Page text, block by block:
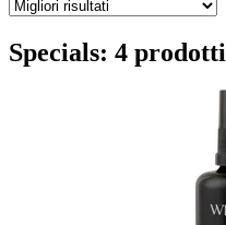
Specials: 4 prodotti